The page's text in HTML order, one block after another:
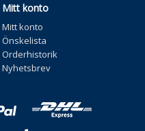
Mitt konto
Mitt konto
Önskelista
Orderhistorik
Nyhetsbrev